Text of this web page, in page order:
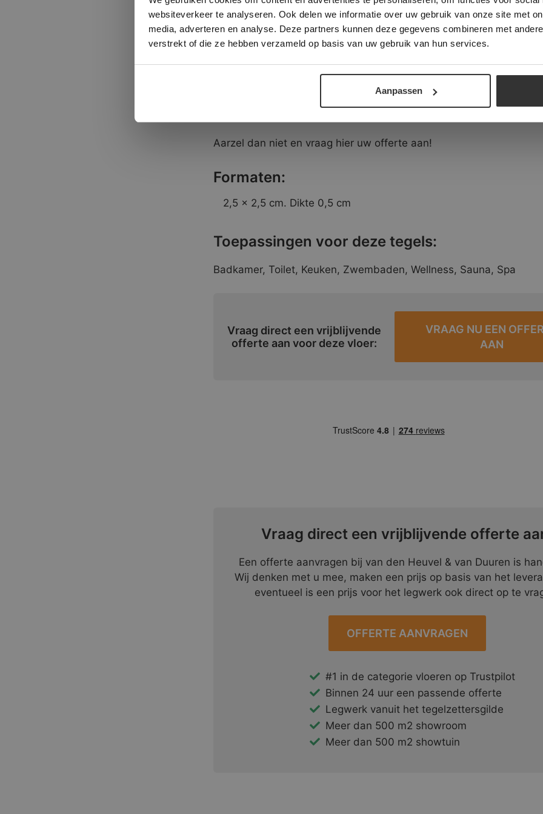
websiteverkeer te analyseren. Ook delen we informatie over uw gebruik van onze site met
media, adverteren en analyse. Deze partners kunnen deze gegevens combineren met
verstrekt of die ze hebben verzameld op basis van uw gebruik van hun services.
Aanpassen
Tussen de stukjes glas in, zitten kunststof puntjes. Dit zijn de
het glas als een mozaïek bij elkaar te houden. Het grote voordeel
opzichte van regulier glasmozaïek welke verwerkt zijn om matjes
Fosfo | Argo eenvoudig op maat te maken is in de verwerking.
Aarzel dan niet en vraag hier uw offerte aan!
Formaten:
2,5 x 2,5 cm. Dikte 0,5 cm
Toepassingen voor deze tegels:
Badkamer, Toilet, Keuken, Zwembaden, Wellness, Sauna, Spa
Vraag direct een vrijblijvende
offerte aan voor deze vloer:
VRAAG NU EEN
AAN
Vraag direct een vrijblijvende offerte
Een offerte aanvragen bij van den Heuvel & van Duuren is
Wij denken met u mee, maken een prijs op basis van het
eventueel is een prijs voor het legwerk ook direct op te
OFFERTE AANVRAGEN
#1 in de categorie vloeren op Trustpilot
Binnen 24 uur een passende offerte
Legwerk vanuit het tegelzettersgilde
Meer dan 500 m2 showroom
Meer dan 500 m2 showtuin
ALLES ACCEPTEREN ALLES AFWIJZEN